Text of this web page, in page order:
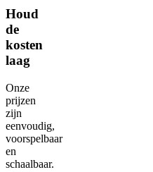
Houd
de
kosten
laag
Onze
prijzen
zijn
eenvoudig,
voorspelbaar
en
schaalbaar.